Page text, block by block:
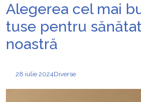
Alegerea cel mai
tuse pentru
noastră
28 iulie 2024Diverse